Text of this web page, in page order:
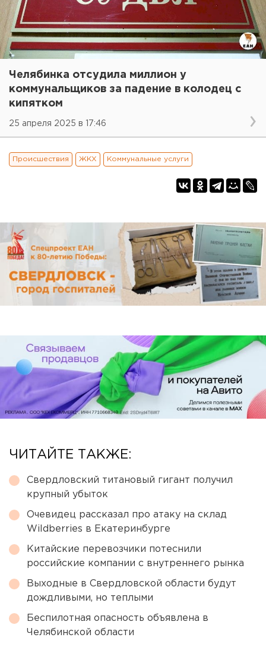
Челябинка отсудила миллион у
коммунальщиков за падение в колодец с
кипятком
25 апреля 2025 в 17:46
Происшествия ЖКХ Коммунальные услуги
ЧИТАЙТЕ ТАКЖЕ:
Свердловский титановый гигант получил
крупный убыток
Очевидец рассказал про атаку на склад
Wildberries в Екатеринбурге
Китайские перевозчики потеснили
российские компании с внутреннего рынка
Выходные в Свердловской области будут
дождливыми, но теплыми
Беспилотная опасность объявлена в
Челябинской области